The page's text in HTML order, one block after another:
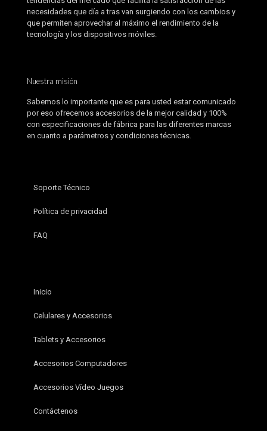
necesidades que día a tras van surgiendo con los cambios y
que permiten aprovechar al máximo el rendimiento de la
tecnología y los dispositivos móviles.
Nuestra misión
Sabemos lo importante que es para usted estar comunicado
por eso ofrecemos accesorios de la mejor calidad y 100%
con especificaciones de fábrica para las diferentes marcas
en cuanto a parámetros y condiciones técnicas.
Soporte Técnico
Política de privacidad
FAQ
Inicio
Celulares y Accesorios
Tablets y Accesorios
Accesorios Computadores
Accesorios Vídeo Juegos
Contáctenos